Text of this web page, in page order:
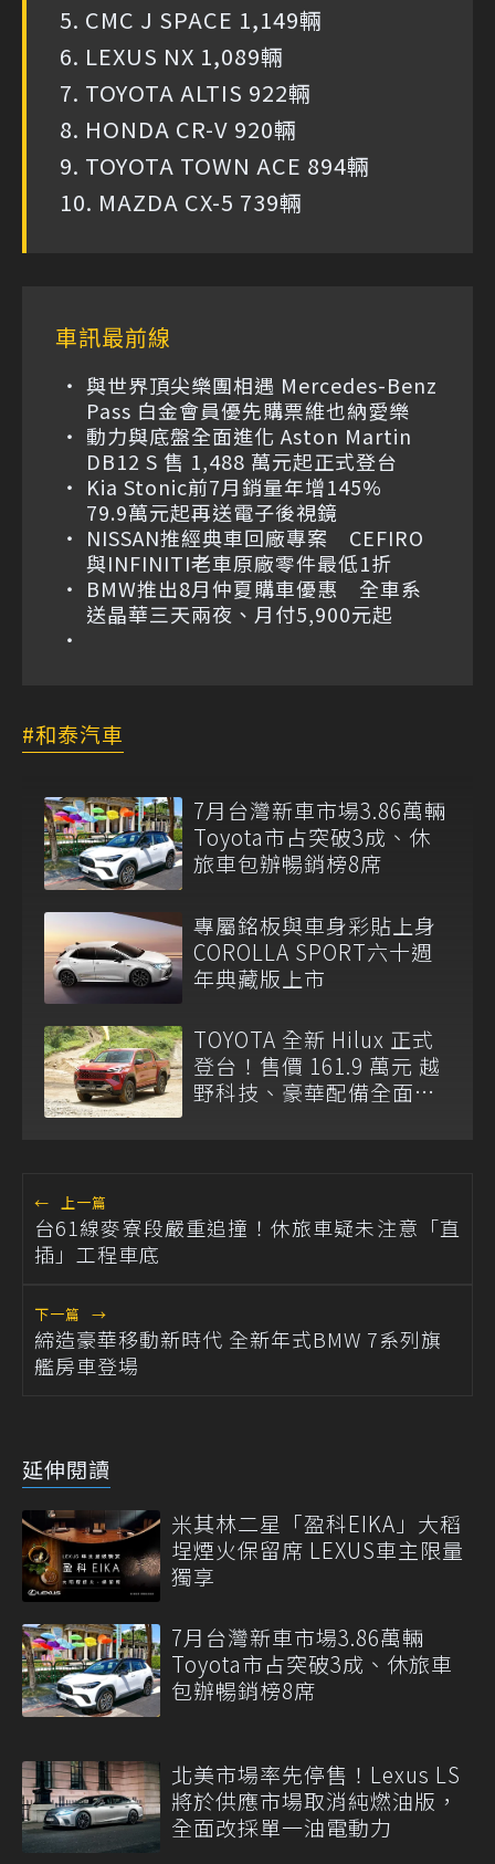
5. CMC J SPACE 1,149輛
6. LEXUS NX 1,089輛
7. TOYOTA ALTIS 922輛
8. HONDA CR-V 920輛
9. TOYOTA TOWN ACE 894輛
10. MAZDA CX-5 739輛
車訊最前線
與世界頂尖樂團相遇 Mercedes-Benz
Pass 白金會員優先購票維也納愛樂
動力與底盤全面進化 Aston Martin
DB12 S 售 1,488 萬元起正式登台
Kia Stonic前7月銷量年增145%
79.9萬元起再送電子後視鏡
NISSAN推經典車回廠專案 CEFIRO
與INFINITI老車原廠零件最低1折
BMW推出8月仲夏購車優惠 全車系
送晶華三天兩夜、月付5,900元起
和泰汽車
7月台灣新車市場3.86萬輛
Toyota市占突破3成、休
旅車包辦暢銷榜8席
專屬銘板與車身彩貼上身
COROLLA SPORT六十週
年典藏版上市
TOYOTA 全新 Hilux 正式
登台！售價 161.9 萬元 越
野科技、豪華配備全面升
← 上一篇
台61線麥寮段嚴重追撞！休旅車疑未注意「直
插」工程車底
下一篇 →
締造豪華移動新時代 全新年式BMW 7系列旗
艦房車登場
延伸閱讀
米其林二星「盈科EIKA」大稻
埕煙火保留席 LEXUS車主限量
獨享
7月台灣新車市場3.86萬輛
Toyota市占突破3成、休旅車
包辦暢銷榜8席
北美市場率先停售！Lexus LS
將於供應市場取消純燃油版，
全面改採單一油電動力